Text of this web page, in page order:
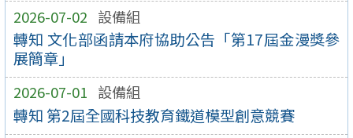
2026-07-02 設備組
轉知 文化部函請本府協助公告「第17屆金漫獎參
展簡章」
2026-07-01 設備組
轉知 第2屆全國科技教育鐵道模型創意競賽